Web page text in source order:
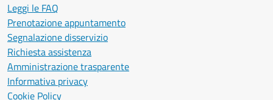
Leggi le FAQ
Prenotazione appuntamento
Segnalazione disservizio
Richiesta assistenza
Amministrazione trasparente
Informativa privacy
Cookie Policy